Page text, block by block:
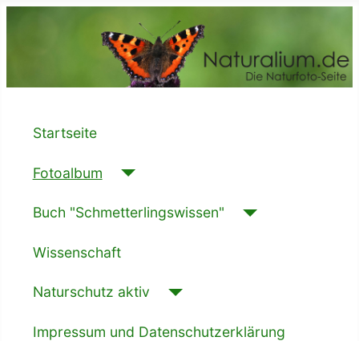
Startseite
Fotoalbum
Buch "Schmetterlingswissen"
Wissenschaft
Naturschutz aktiv
Impressum und Datenschutzerklärung